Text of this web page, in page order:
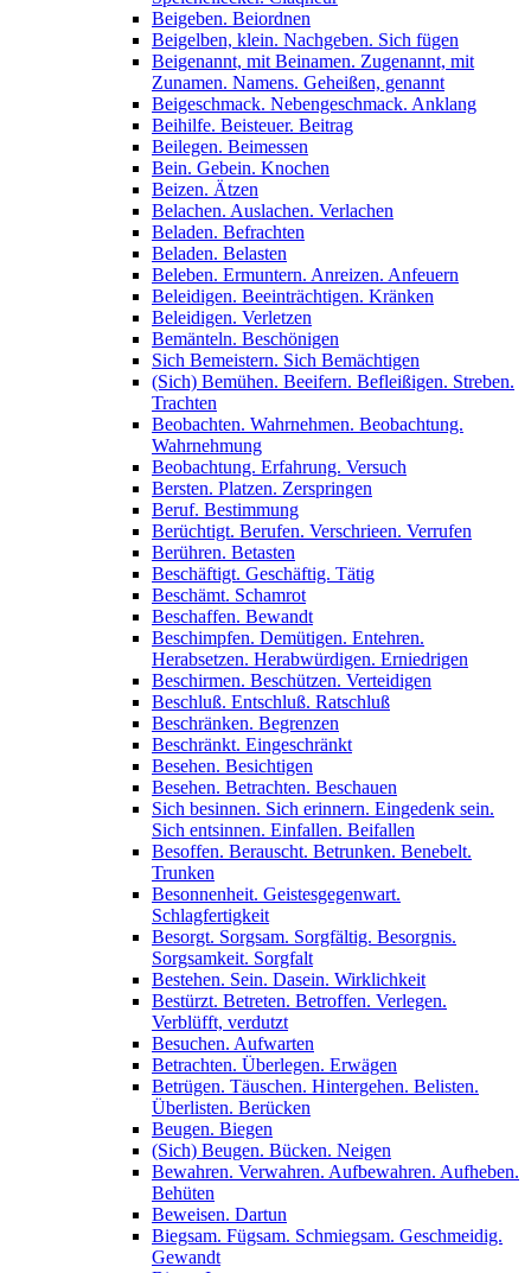
Beigeben. Beiordnen
Beigelben, klein. Nachgeben. Sich fügen
Beigenannt, mit Beinamen. Zugenannt, mit
Zunamen. Namens. Geheißen, genannt
Beigeschmack. Nebengeschmack. Anklang
Beihilfe. Beisteuer. Beitrag
Beilegen. Beimessen
Bein. Gebein. Knochen
Beizen. Ätzen
Belachen. Auslachen. Verlachen
Beladen. Befrachten
Beladen. Belasten
Beleben. Ermuntern. Anreizen. Anfeuern
Beleidigen. Beeinträchtigen. Kränken
Beleidigen. Verletzen
Bemänteln. Beschönigen
Sich Bemeistern. Sich Bemächtigen
(Sich) Bemühen. Beeifern. Befleißigen. Streben.
Trachten
Beobachten. Wahrnehmen. Beobachtung.
Wahrnehmung
Beobachtung. Erfahrung. Versuch
Bersten. Platzen. Zerspringen
Beruf. Bestimmung
Berüchtigt. Berufen. Verschrieen. Verrufen
Berühren. Betasten
Beschäftigt. Geschäftig. Tätig
Beschämt. Schamrot
Beschaffen. Bewandt
Beschimpfen. Demütigen. Entehren.
Herabsetzen. Herabwürdigen. Erniedrigen
Beschirmen. Beschützen. Verteidigen
Beschluß. Entschluß. Ratschluß
Beschränken. Begrenzen
Beschränkt. Eingeschränkt
Besehen. Besichtigen
Besehen. Betrachten. Beschauen
Sich besinnen. Sich erinnern. Eingedenk sein.
Sich entsinnen. Einfallen. Beifallen
Besoffen. Berauscht. Betrunken. Benebelt.
Trunken
Besonnenheit. Geistesgegenwart.
Schlagfertigkeit
Besorgt. Sorgsam. Sorgfältig. Besorgnis.
Sorgsamkeit. Sorgfalt
Bestehen. Sein. Dasein. Wirklichkeit
Bestürzt. Betreten. Betroffen. Verlegen.
Verblüfft, verdutzt
Besuchen. Aufwarten
Betrachten. Überlegen. Erwägen
Betrügen. Täuschen. Hintergehen. Belisten.
Überlisten. Berücken
Beugen. Biegen
(Sich) Beugen. Bücken. Neigen
Bewahren. Verwahren. Aufbewahren. Aufheben.
Behüten
Beweisen. Dartun
Biegsam. Fügsam. Schmiegsam. Geschmeidig.
Gewandt